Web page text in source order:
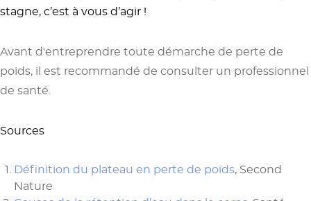
stagne, c’est à vous d’agir !
Avant d'entreprendre toute démarche de perte de
poids, il est recommandé de consulter un professionnel
de santé.
Sources
Définition du plateau en perte de poids, Second
Nature